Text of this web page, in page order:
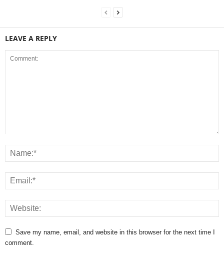
LEAVE A REPLY
Save my name, email, and website in this browser for the next time I
comment.